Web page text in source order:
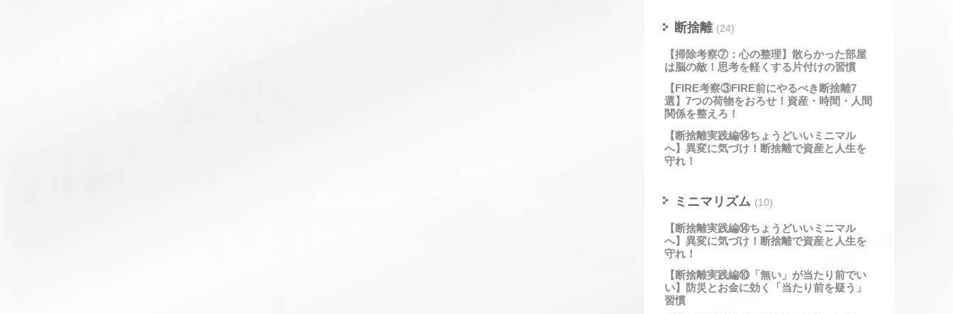
断捨離 (24)
【掃除考察⑦：心の整理】散らかった部屋
は脳の敵！思考を軽くする片付けの習慣
【FIRE考察③FIRE前にやるべき断捨離7
選】7つの荷物をおろせ！資産・時間・人間
関係を整えろ！
【断捨離実践編⑭ちょうどいいミニマル
へ】異変に気づけ！断捨離で資産と人生を
守れ！
ミニマリズム (10)
【断捨離実践編⑭ちょうどいいミニマル
へ】異変に気づけ！断捨離で資産と人生を
守れ！
【断捨離実践編⑩「無い」が当たり前でい
い】防災とお金に効く「当たり前を疑う」
習慣